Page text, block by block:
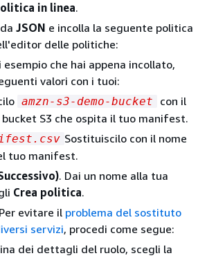
in linea.
JSON e incolla la seguente politica
delle politiche:
esempio che hai appena incollato,
valori con i tuoi:
amzn-s3-demo-bucket
con il
bucket S3 che ospita il tuo manifest.
Sostituiscilo con il nome
tuo manifest.
. Dai un nome alla tua
Crea politica.
evitare il problema del sostituto
servizi, procedi come segue:
dei dettagli del ruolo, scegli la